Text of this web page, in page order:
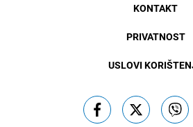
KONTAKT
PRIVATNOST
USLOVI